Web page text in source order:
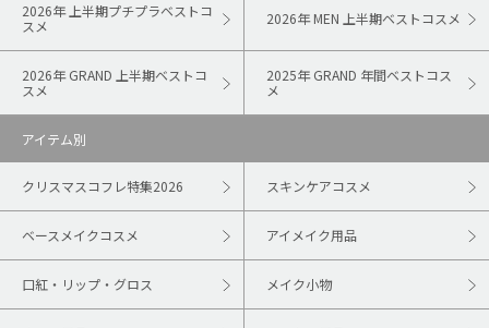
2026年 上半期プチプラベストコ
スメ
2026年 MEN 上半期ベストコスメ
2026年 GRAND 上半期ベストコ
スメ
2025年 GRAND 年間ベストコス
メ
アイテム別
クリスマスコフレ特集2026 スキンケアコスメ
ベースメイクコスメ アイメイク用品
口紅・リップ・グロス メイク小物